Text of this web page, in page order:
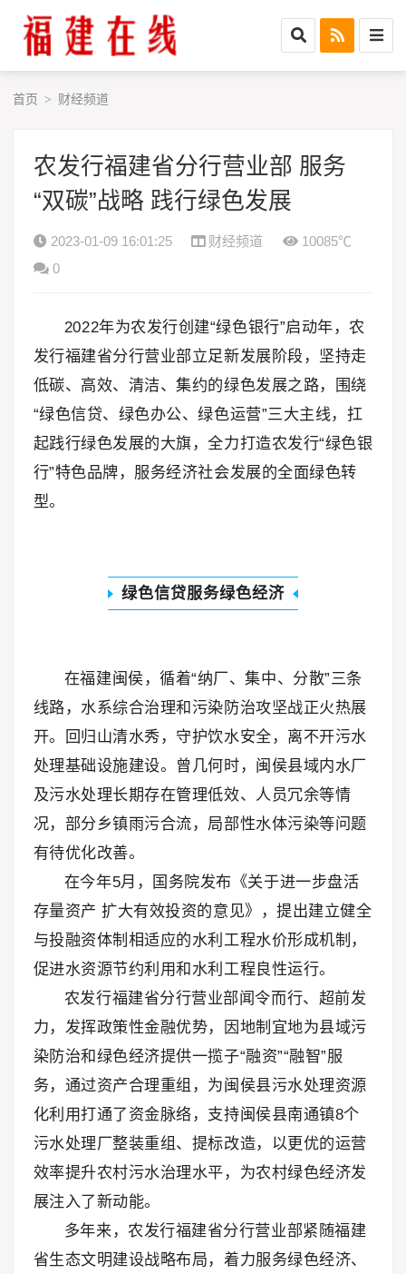
首页 > 财经频道
农发行福建省分行营业部 服务
“双碳”战略 践行绿色发展
2023-01-09 16:01:25 财经频道
10085℃
0
2022年为农发行创建“绿色银行”启动年，农
发行福建省分行营业部立足新发展阶段，坚持走
低碳、高效、清洁、集约的绿色发展之路，围绕
“绿色信贷、绿色办公、绿色运营”三大主线，扛
起践行绿色发展的大旗，全力打造农发行“绿色银
行”特色品牌，服务经济社会发展的全面绿色转
型。
绿色信贷服务绿色经济
在福建闽侯，循着“纳厂、集中、分散”三条
线路，水系综合治理和污染防治攻坚战正火热展
开。
回归山清水秀，守护饮水安全，离不开污水
处理基础设施建设。 曾几何时，闽侯县域内水厂
及污水处理长期存在管理低效、人员冗余等情
况，部分乡镇雨污合流，局部性水体污染等问题
有待优化改善。
在今年5月，国务院发布《关于进一步盘活
存量资产 扩大有效投资的意见》，提出建立健全
与投融资体制相适应的水利工程水价形成机制，
促进水资源节约利用和水利工程良性运行。
农发行福建省分行营业部闻令而行、超前发
力，发挥政策性金融优势，因地制宜地为县域污
染防治和绿色经济提供一揽子“融资”“融智”服
务，通过资产合理重组，为闽侯县污水处理资源
化利用打通了资金脉络，支持闽侯县南通镇8个
污水处理厂整装重组、提标改造，以更优的运营
效率提升农村污水治理水平，为农村绿色经济发
展注入了新动能。
多年来，农发行福建省分行营业部紧随福建
省生态文明建设战略布局，着力服务绿色经济、